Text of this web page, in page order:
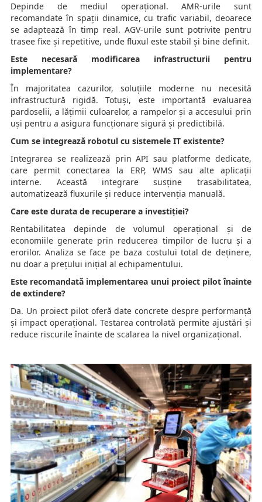
Depinde de mediul operațional. AMR-urile sunt
recomandate în spații dinamice, cu trafic variabil, deoarece
se adaptează în timp real. AGV-urile sunt potrivite pentru
trasee fixe și repetitive, unde fluxul este stabil și bine definit.
Este necesară modificarea infrastructurii pentru
implementare?
În majoritatea cazurilor, soluțiile moderne nu necesită
infrastructură rigidă. Totuși, este importantă evaluarea
pardoselii, a lățimii culoarelor, a rampelor și a accesului prin
uși pentru a asigura funcționare sigură și predictibilă.
Cum se integrează robotul cu sistemele IT existente?
Integrarea se realizează prin API sau platforme dedicate,
care permit conectarea la ERP, WMS sau alte aplicații
interne. Această integrare susține trasabilitatea,
automatizează fluxurile și reduce intervenția manuală.
Care este durata de recuperare a investiției?
Rentabilitatea depinde de volumul operațional și de
economiile generate prin reducerea timpilor de lucru și a
erorilor. Analiza se face pe baza costului total de deținere,
nu doar a prețului inițial al echipamentului.
Este recomandată implementarea unui proiect pilot înainte
de extindere?
Da. Un proiect pilot oferă date concrete despre performanță
și impact operațional. Testarea controlată permite ajustări și
reduce riscurile înainte de scalarea la nivel organizațional.